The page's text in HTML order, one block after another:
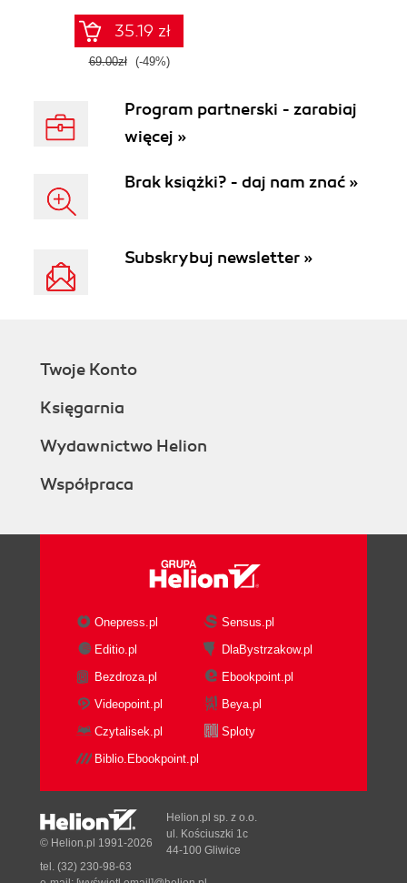
35.19 zł
69.00zł (-49%)
Program partnerski - zarabiaj
więcej »
Brak książki? - daj nam znać »
Subskrybuj newsletter »
Twoje Konto
Księgarnia
Wydawnictwo Helion
Współpraca
Onepress.pl
Sensus.pl
Editio.pl
DlaBystrzakow.pl
Bezdroza.pl
Ebookpoint.pl
Videopoint.pl
Beya.pl
Czytalisek.pl
Sploty
Biblio.Ebookpoint.pl
© Helion.pl 1991-2026
Helion.pl sp. z o.o.
ul. Kościuszki 1c
44-100 Gliwice
tel. (32) 230-98-63